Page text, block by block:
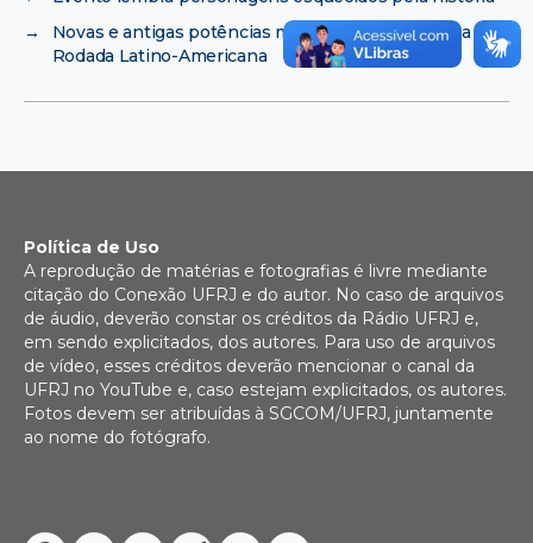
→
Novas e antigas potências mundiais são o tema da 6ª
Rodada Latino-Americana
Política de Uso
A reprodução de matérias e fotografias é livre mediante
citação do Conexão UFRJ e do autor. No caso de arquivos
de áudio, deverão constar os créditos da Rádio UFRJ e,
em sendo explicitados, dos autores. Para uso de arquivos
de vídeo, esses créditos deverão mencionar o canal da
UFRJ no YouTube e, caso estejam explicitados, os autores.
Fotos devem ser atribuídas à SGCOM/UFRJ, juntamente
ao nome do fotógrafo.